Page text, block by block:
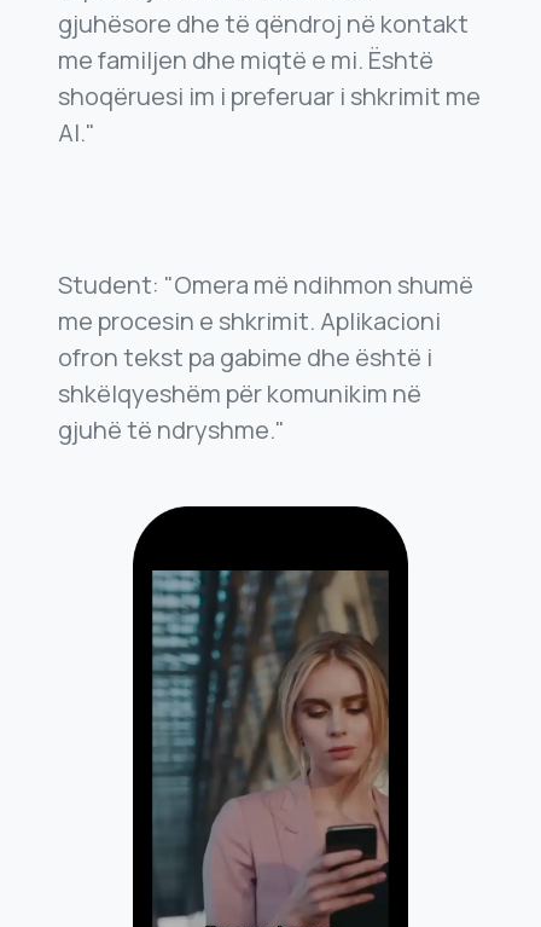
gjuhësore dhe të qëndroj në kontakt
me familjen dhe miqtë e mi. Është
shoqëruesi im i preferuar i shkrimit me
AI."
Student: "Omera më ndihmon shumë
me procesin e shkrimit. Aplikacioni
ofron tekst pa gabime dhe është i
shkëlqyeshëm për komunikim në
gjuhë të ndryshme."